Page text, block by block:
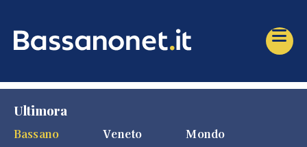
Ultimora
Bassano
Veneto Mondo